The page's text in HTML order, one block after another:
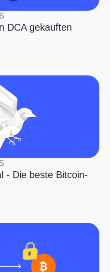
DCA gekauften
- Die beste Bitcoin-